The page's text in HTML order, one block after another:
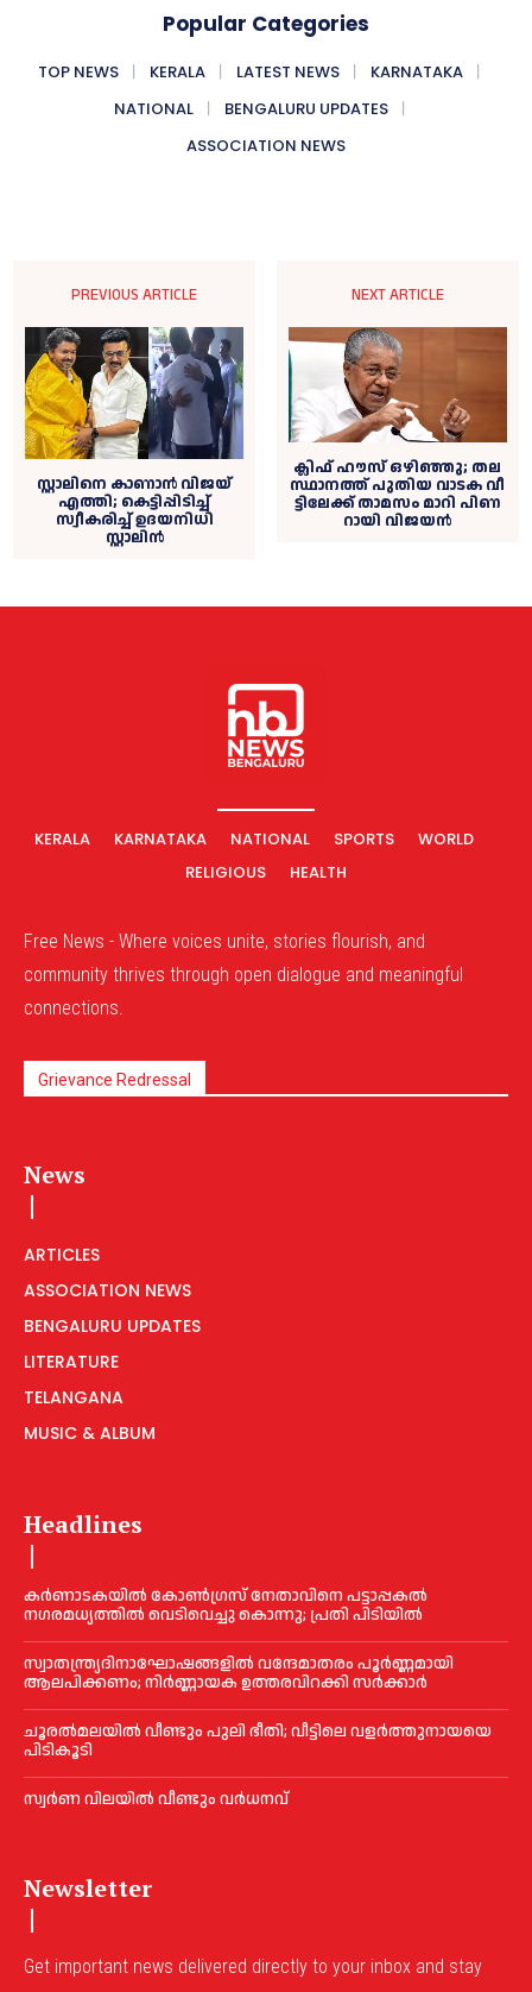
Popular Categories
TOP NEWS KERALA LATEST NEWS
KARNATAKA
NATIONAL
BENGALURU UPDATES
ASSOCIATION NEWS
PREVIOUS ARTICLE
സ്റ്റാലിനെ കാണാൻ വിജയ്
എത്തി; കെട്ടിപ്പിടിച്ച്
സ്വീകരിച്ച് ഉദയനിധി
സ്റ്റാലിൻ
NEXT ARTICLE
ക്ലി​ഫ് ഹൗ​സ് ഒഴിഞ്ഞു; ത​ല​
സ്ഥാ​ന​ത്ത് പു​തി​യ വാ​ട​ക വീ​
ട്ടി​ലേ​ക്ക് താ​മ​സം മാ​റി പി​ണ​
റാ​യി വി​ജ​യ​ൻ
KERALA KARNATAKA NATIONAL SPORTS
WORLD
RELIGIOUS
HEALTH
Free News - Where voices unite, stories flourish, and
community thrives through open dialogue and meaningful
connections.
Grievance Redressal
News
ARTICLES
ASSOCIATION NEWS
BENGALURU UPDATES
LITERATURE
TELANGANA
MUSIC & ALBUM
Headlines
കർണാടകയിൽ കോണ്‍ഗ്രസ് നേതാവിനെ പട്ടാപ്പകല്‍
നഗരമധ്യത്തില്‍ വെടിവെച്ചു കൊന്നു; പ്രതി പിടിയില്‍
സ്വാതന്ത്ര്യദിനാഘോഷങ്ങളില്‍ വന്ദേമാതരം പൂര്‍ണ്ണമായി
ആലപിക്കണം; നിര്‍ണ്ണായക ഉത്തരവിറക്കി സര്‍ക്കാര്‍
ചൂരല്‍മലയില്‍ വീണ്ടും പുലി ഭീതി; വീട്ടിലെ വളര്‍ത്തുനായയെ
പിടികൂടി
സ്വർണ വിലയില്‍ വീണ്ടും വർധനവ്
Newsletter
Get important news delivered directly to your inbox and stay